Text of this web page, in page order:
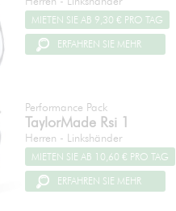
ERFAHREN SIE MEHR
Performance Pack
TaylorMade Rsi 1
Herren - Linkshänder
ERFAHREN SIE MEHR